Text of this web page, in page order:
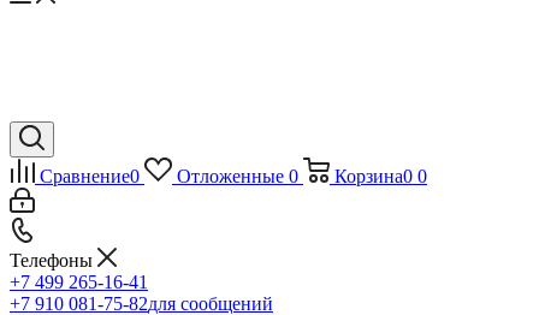
Сравнение0 Отложенные 0 Корзина0 0
Телефоны
+7 499 265-16-41
+7 910 081-75-82для сообщений